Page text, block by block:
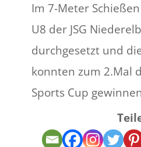
Im 7-Meter
U8 der JSG
durchgesetzt und
konnten zum 2.Mal
Sports Cup